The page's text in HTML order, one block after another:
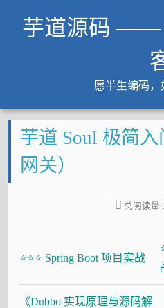
芋道源码 ——
愿半生编码，
文章
知识星球
Github
大厂面试必备
芋道 Soul 极简
网关）
总阅读量:
⭐⭐⭐ Spring Boot 项目实战
《Dubbo 实现原理与源码解